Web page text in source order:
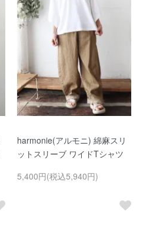
harmonie(アルモニ) 綿麻スリ
ットスリーブ ワイドTシャツ
5,400円(税込5,940円)